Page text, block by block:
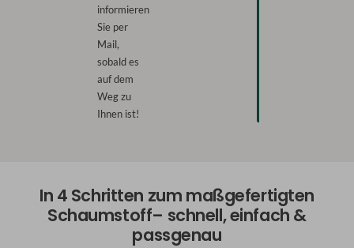
informieren
Sie per
Mail,
sobald es
auf dem
Weg zu
Ihnen ist!
In 4 Schritten zum maßgefertigten
Schaumstoff– schnell, einfach &
passgenau